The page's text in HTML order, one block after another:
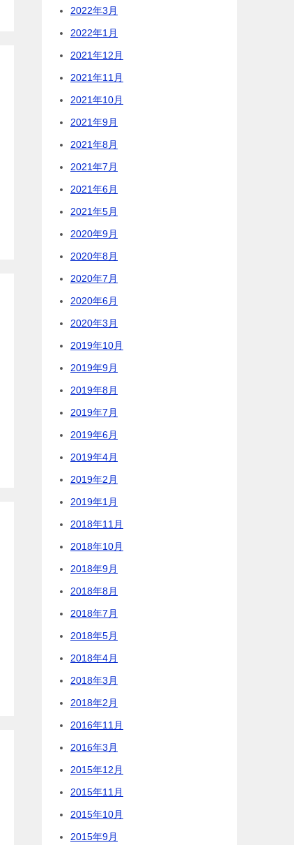
2022年3月
2022年1月
2021年12月
2021年11月
2021年10月
2021年9月
2021年8月
2021年7月
2021年6月
2021年5月
2020年9月
2020年8月
2020年7月
2020年6月
2020年3月
2019年10月
2019年9月
2019年8月
2019年7月
2019年6月
2019年4月
2019年2月
2019年1月
2018年11月
2018年10月
2018年9月
2018年8月
2018年7月
2018年5月
2018年4月
2018年3月
2018年2月
2016年11月
2016年3月
2015年12月
2015年11月
2015年10月
2015年9月